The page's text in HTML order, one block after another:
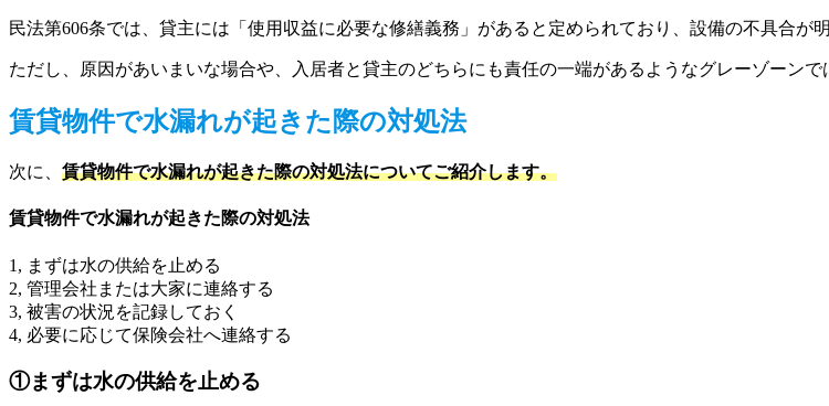
民法第606条では、貸主には「使用収益に必要な修繕義務」があると定められており、設備の不具合
ただし、原因があいまいな場合や、入居者と貸主のどちらにも責任の一端があるようなグレーゾーン
賃貸物件で水漏れが起きた際の対処法
次に、 賃貸物件で水漏れが起きた際の対処法についてご紹介します。
賃貸物件で水漏れが起きた際の対処法
1, まずは水の供給を止める
2, 管理会社または大家に連絡する
3, 被害の状況を記録しておく
4, 必要に応じて保険会社へ連絡する
①まずは水の供給を止める